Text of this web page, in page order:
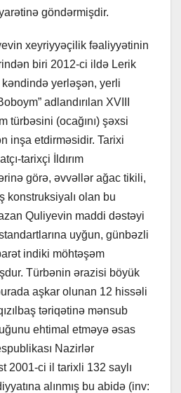
göndərmişdir.
xeyriyyəçilik fəaliyyətinin
biri 2012-ci ildə Lerik
yerləşən, yerli
adlandırılan XVIII
türbəsini (ocağını) şəxsi
inşa etdirməsidir. Tarixi
tarixçi İldırım
görə, əvvəllər ağac tikili,
konstruksiyalı olan bu
Quliyevin maddi dəstəyi
uyğun, günbəzli
indiki möhtəşəm
Türbənin ərazisi böyük
aşkar olunan 12 hissəli
təriqətinə mənsub
ehtimal etməyə əsas
Nazirlər
2001-ci il tarixli 132 saylı
alınmış bu abidə (inv: